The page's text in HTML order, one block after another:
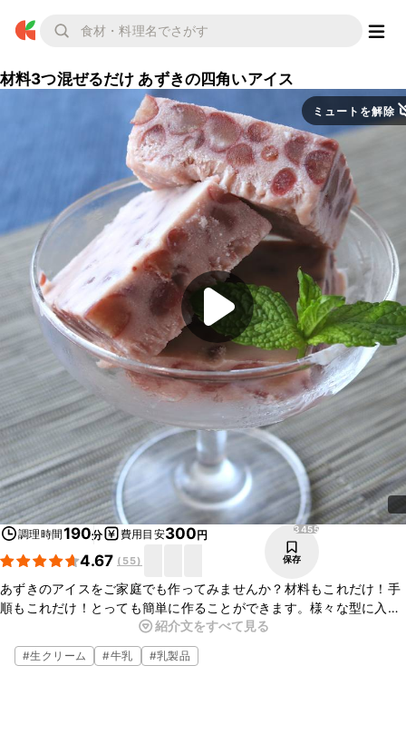
材料3つ混ぜるだけ あずきの四角いアイス
ミュートを解除
調理時間190分 費用目安300円
4.67 ( 55)
3455
保存
あずきのアイスをご家庭でも作ってみませんか？材料もこれだけ！手
順もこれだけ！とっても簡単に作ることができます。様々な型に入れ
て作ってみても可愛いく仕上がります。暑い日もこれがあれば乗り越
えられるかも！ぜひ作ってみてくださいね。
紹介文をすべて見る
#生クリーム #牛乳 #乳製品